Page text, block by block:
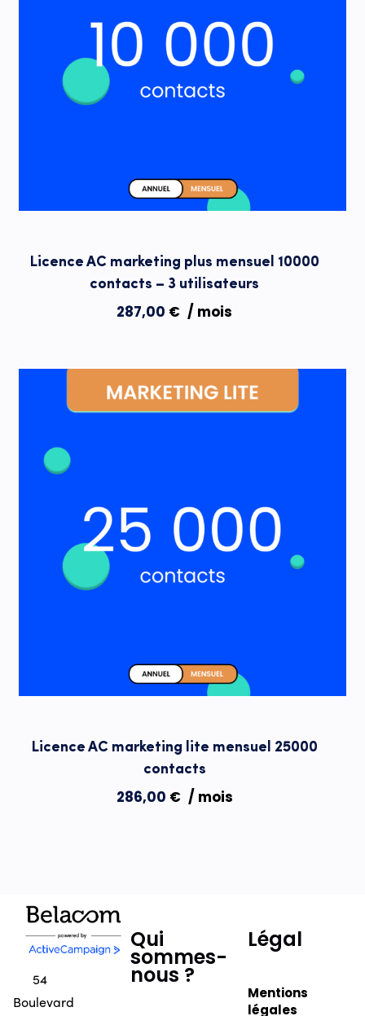
Licence AC marketing plus mensuel 10000
contacts – 3 utilisateurs
287,00 € / mois
Licence AC marketing lite mensuel 25000
contacts
286,00 € / mois
54
Boulevard
Qui
sommes-
nous ?
Légal
Mentions
légales